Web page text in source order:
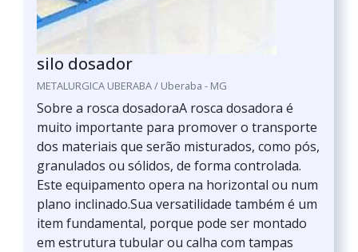
silo dosador
METALURGICA UBERABA / Uberaba - MG
Sobre a rosca dosadoraA rosca dosadora é
muito importante para promover o transporte
dos materiais que serão misturados, como pós,
granulados ou sólidos, de forma controlada.
Este equipamento opera na horizontal ou num
plano inclinado.Sua versatilidade também é um
item fundamental, porque pode ser montado
em estrutura tubular ou calha com tampas